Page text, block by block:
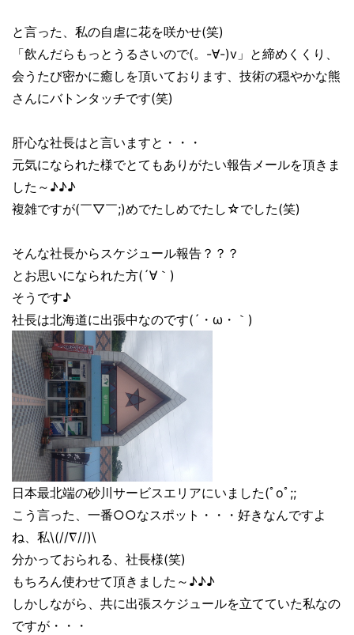
と言った、私の自虐に花を咲かせ(笑)
「飲んだらもっとうるさいので(。-∀-)v」と締めくくり、
会うたび密かに癒しを頂いております、技術の穏やかな熊
さんにバトンタッチです(笑)
肝心な社長はと言いますと・・・
元気になられた様でとてもありがたい報告メールを頂きま
した～♪♪♪
複雑ですが(￣▽￣;)めでたしめでたし☆でした(笑)
そんな社長からスケジュール報告？？？
とお思いになられた方(´∀｀)
そうです♪
社長は北海道に出張中なのです(´・ω・｀)
日本最北端の砂川サービスエリアにいました(ﾟoﾟ;;
こう言った、一番○○なスポット・・・好きなんですよ
ね、私\(//∇//)\
分かっておられる、社長様(笑)
もちろん使わせて頂きました～♪♪♪
しかしながら、共に出張スケジュールを立てていた私なの
ですが・・・